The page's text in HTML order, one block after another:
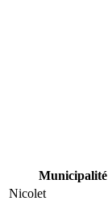
Municipalité
Nicolet